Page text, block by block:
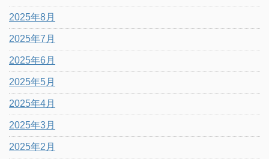
2025年8月
2025年7月
2025年6月
2025年5月
2025年4月
2025年3月
2025年2月